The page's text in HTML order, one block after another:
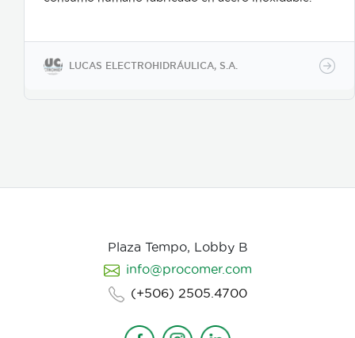
LUCAS ELECTROHIDRÁULICA, S.A.
Plaza Tempo, Lobby B
info@procomer.com
(+506) 2505.4700